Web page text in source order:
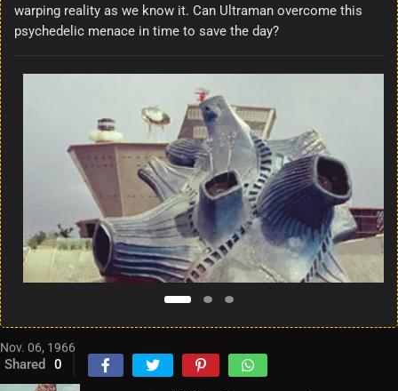
warping reality as we know it. Can Ultraman overcome this
psychedelic menace in time to save the day?
Nov. 06, 1966
Shared 0